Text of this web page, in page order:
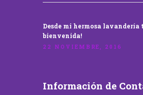
Desde mi hermosa lavandería
bienvenida!
22 NOVIEMBRE, 2016
Información de